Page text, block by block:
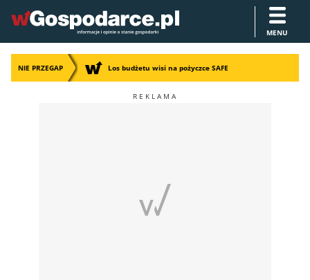
MENU
NIE PRZEGAP Los budżetu wisi na pożyczce SAFE